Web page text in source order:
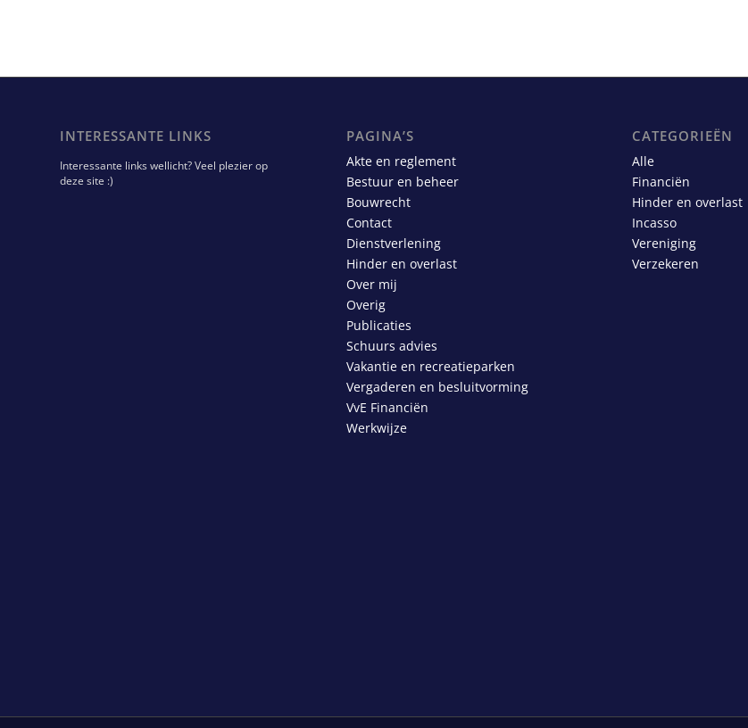
INTERESSANTE LINKS
Interessante links wellicht? Veel plezier op
deze site :)
PAGINA’S
Akte en reglement
Bestuur en beheer
Bouwrecht
Contact
Dienstverlening
Hinder en overlast
Over mij
Overig
Publicaties
Schuurs advies
Vakantie en recreatieparken
Vergaderen en besluitvorming
VvE Financiën
Werkwijze
CATEGORIEËN
Alle
Financiën
Hinder en overlast
Incasso
Vereniging
Verzekeren